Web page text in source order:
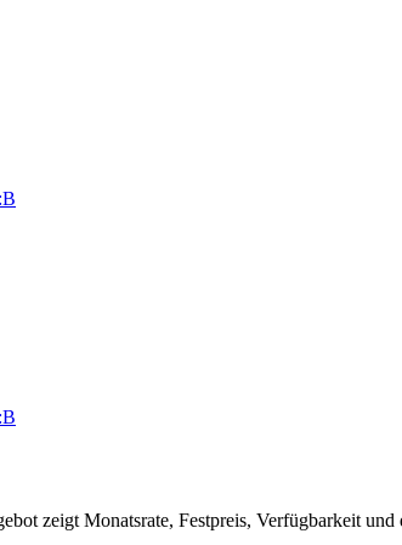
B
B
zeigt Monatsrate, Festpreis, Verfügbarkeit